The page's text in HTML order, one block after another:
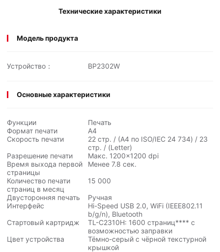
Технические характеристики
Модель продукта
Устройство： BP2302W
Основные характеристики
Функции
Печать
Формат печати
А4
Скорость печати
22 стр. / (А4 по ISO/IEC 24 734) / 23
стр. / (Letter)
Разрешение печати
Макс. 1200×1200 dpi
Время выхода первой
страницы
Менее 7.8 сек.
Количество печати
страниц в месяц
15 000
Двусторонняя печать
Ручная
Интерфейс
Hi-Speed USB 2.0, WiFi (IEEE802.11
b/g/n), Bluetooth
Стартовый картридж
TL-C2310H: 1600 страниц**** с
возможностью заправки
Цвет устройства
Тёмно-серый с чёрной текстурной
крышкой